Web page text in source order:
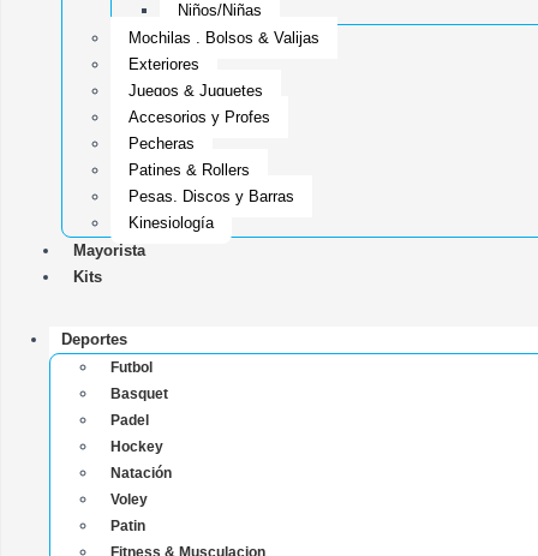
Niños/Niñas
Mochilas , Bolsos & Valijas
Exteriores
Juegos & Juguetes
Accesorios y Profes
Pecheras
Patines & Rollers
Pesas, Discos y Barras
Kinesiología
Mayorista
Kits
Deportes
Futbol
Basquet
Padel
Hockey
Natación
Voley
Patin
Fitness & Musculacion